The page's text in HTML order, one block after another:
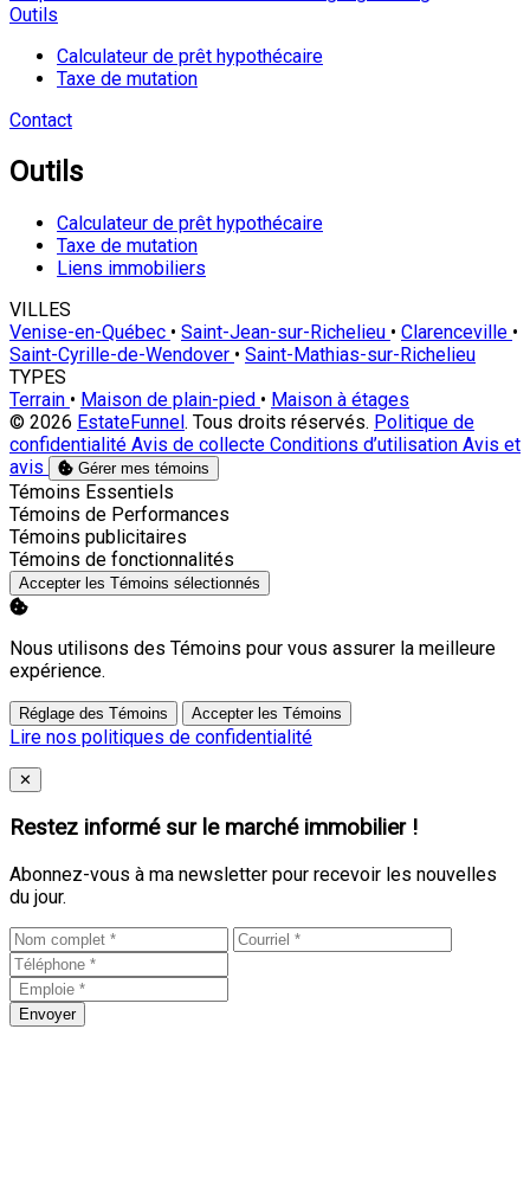
Outils
Calculateur de prêt hypothécaire
Taxe de mutation
Contact
Outils
Calculateur de prêt hypothécaire
Taxe de mutation
Liens immobiliers
VILLES
Venise-en-Québec • Saint-Jean-sur-Richelieu • Clarenceville •
Saint-Cyrille-de-Wendover • Saint-Mathias-sur-Richelieu
TYPES
Terrain • Maison de plain-pied • Maison à étages
© 2026 EstateFunnel. Tous droits réservés. Politique de
confidentialité Avis de collecte Conditions d’utilisation Avis et
avis
Gérer mes témoins
Activer
Témoins Essentiels
Activer
Témoins de Performances
Activer
Témoins publicitaires
Activer
Témoins de fonctionnalités
Accepter les Témoins sélectionnés
Nous utilisons des Témoins pour vous assurer la meilleure
expérience.
Réglage des Témoins Accepter les Témoins
Lire nos politiques de confidentialité
Close
✕
Restez informé sur le marché immobilier !
Abonnez-vous à ma newsletter pour recevoir les nouvelles
du jour.
Envoyer